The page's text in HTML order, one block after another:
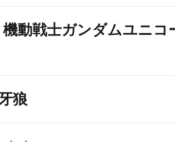
動戦士ガンダムユニコ
狼